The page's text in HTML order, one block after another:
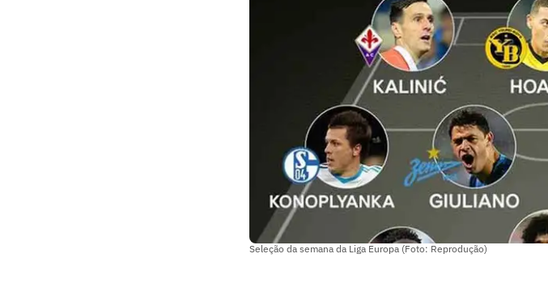
Seleção da semana da Liga Europa (Foto: Reprodução)